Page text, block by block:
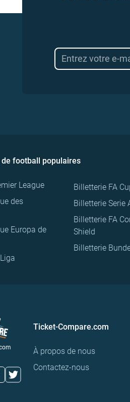
de football populaires
League
des
Europa de
Billetterie FA
Billetterie Serie
Billetterie FA
Shield
Billetterie
Ticket-Compare.com
À propos de nous
Contactez-nous